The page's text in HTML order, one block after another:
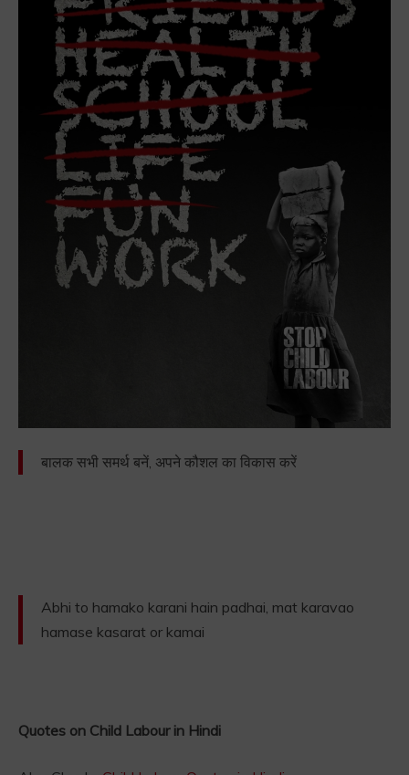
बालक सभी समर्थ बनें, अपने कौशल का विकास करें
Abhi to hamako karani hain padhai, mat karavao
hamase kasarat or kamai
Quotes on Child Labour in Hindi